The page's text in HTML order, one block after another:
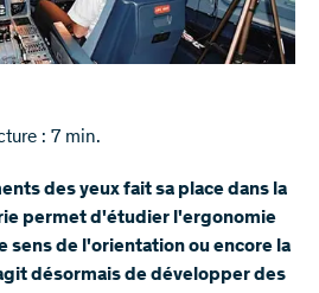
: 7 min.
des yeux fait sa place dans la
permet d'étudier l'ergonomie
sens de l'orientation ou encore la
désormais de développer des